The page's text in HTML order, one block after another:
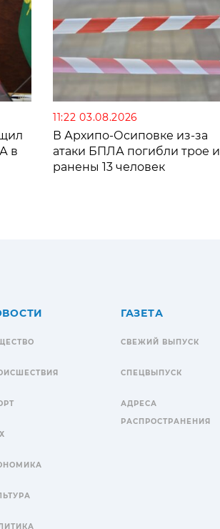
в
11:22 03.08.2026
В Архипо-Осиповке из-за
атаки БПЛА погибли трое и
ранены 13 человек
ГАЗЕТА
СВЕЖИЙ ВЫПУСК
СПЕЦВЫПУСК
АДРЕСА
РАСПРОСТРАНЕНИЯ